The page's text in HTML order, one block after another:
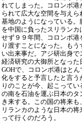
れてしまった。コロンボ港
られて広大な空間を与えら
基地のようになっている。
を中国に負ったスリランカ
せず９９年間、コロンボ港
り渡すことになった。もう
い出来事だ。アジ研出身で
経済研究の大御所となった
GOHで、コロンボ港はと
化をすると予言したと言う
りのことが今、起こってい
の南を石油を運ぶ日本のタ
き来する。この国の将来も
リランカのような日本の将
って行くのだろう。